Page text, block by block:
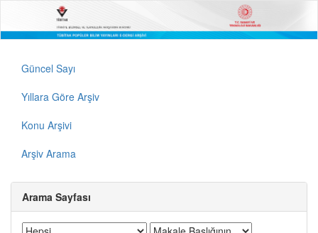
Güncel Sayı
Yıllara Göre Arşiv
Konu Arşivi
Arşiv Arama
Arama Sayfası